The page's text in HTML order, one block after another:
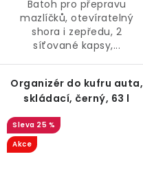
Batoh pro přepravu
mazlíčků, otevíratelný
shora i zepředu, 2
síťované kapsy,...
Organizér do kufru auta,
skládací, černý, 63 l
25 %
Akce